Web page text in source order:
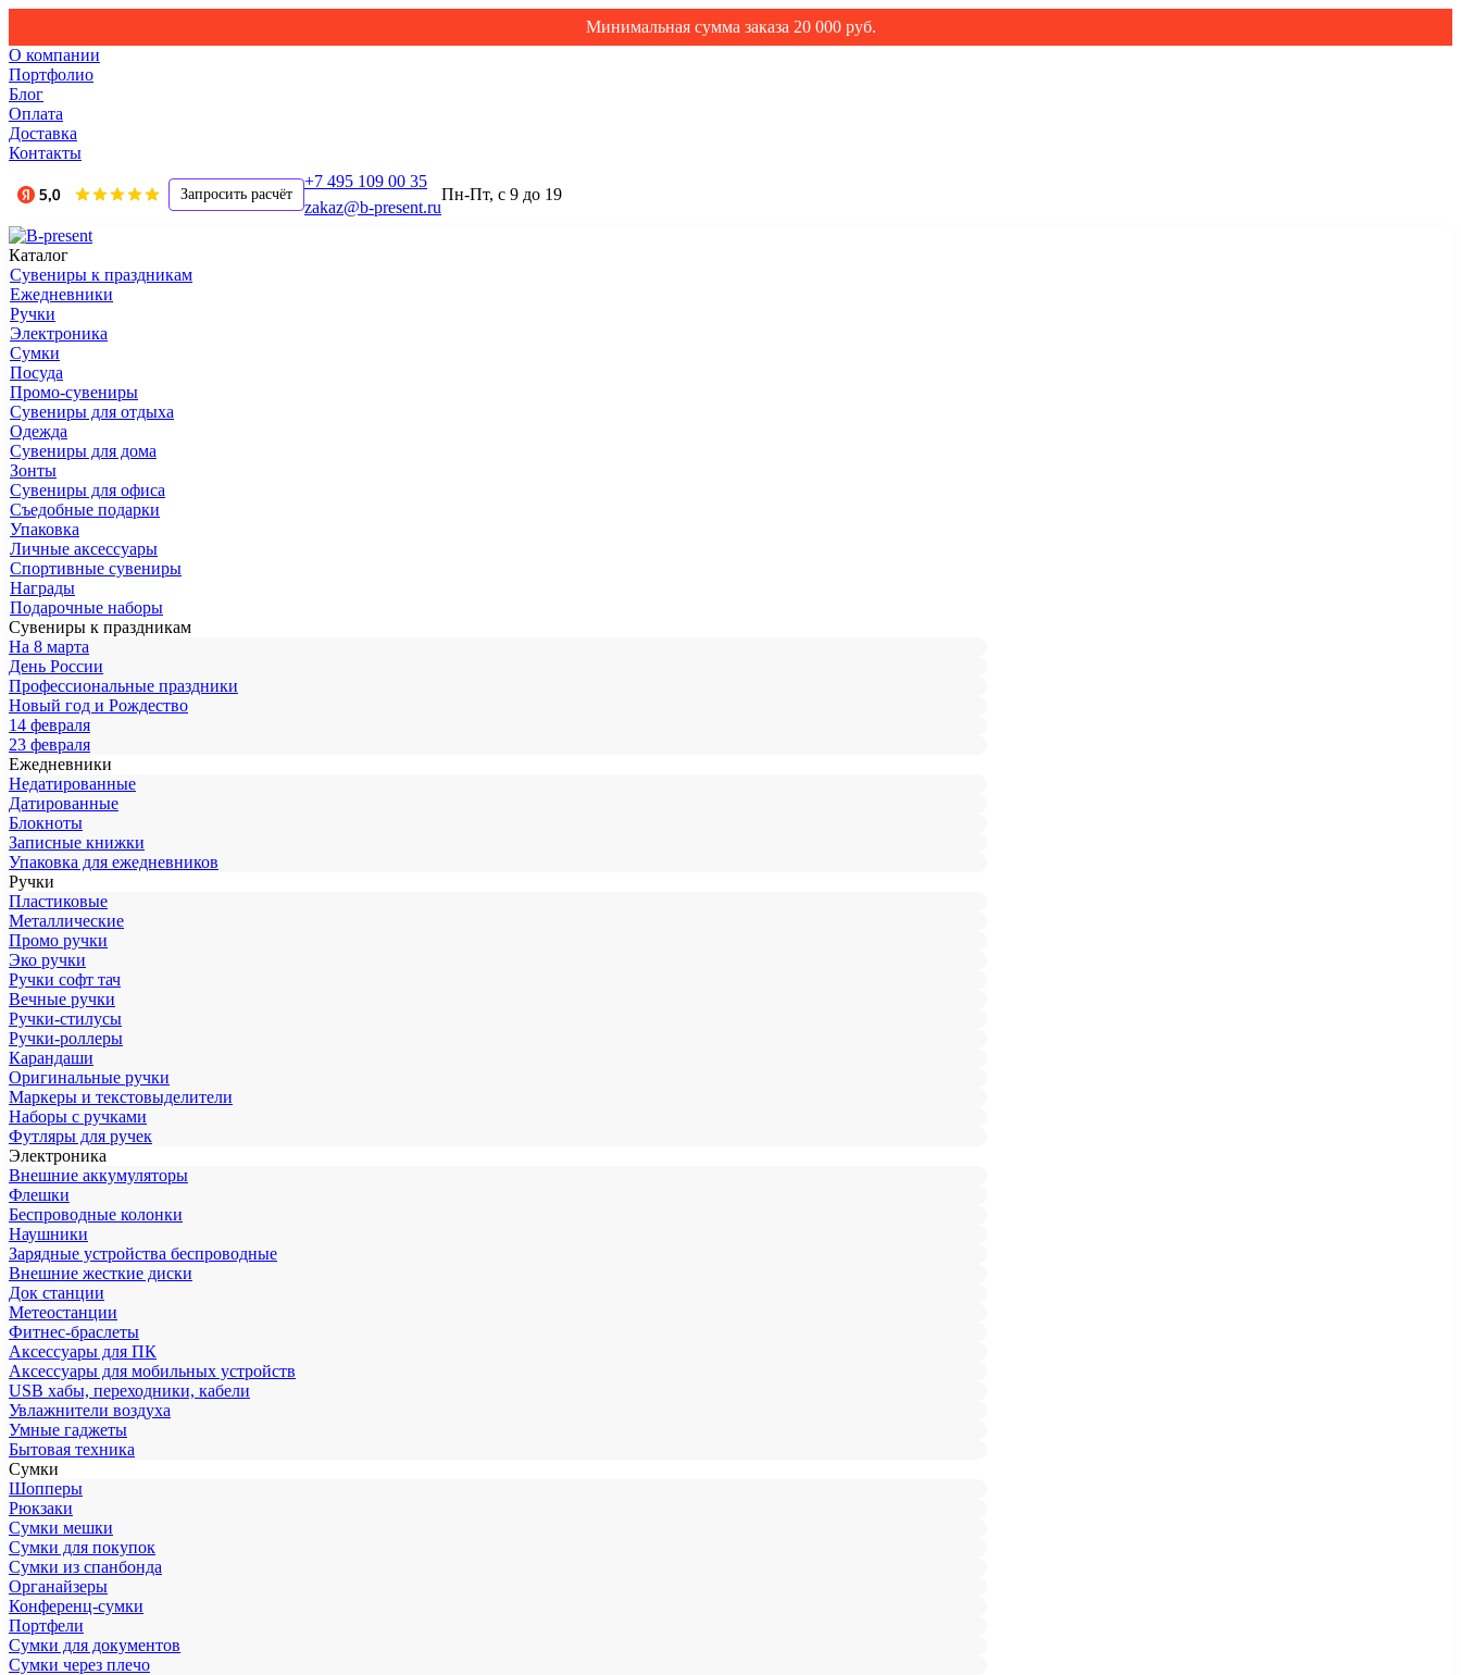
Минимальная сумма заказа 20 000 руб.
О компании
Портфолио
Блог
Оплата
Доставка
Контакты
Запросить расчёт
+7 495 109 00 35
zakaz@b-present.ru
Пн-Пт, с 9 до 19
Каталог
Сувениры к праздникам
Ежедневники
Ручки
Электроника
Сумки
Посуда
Промо-сувениры
Сувениры для отдыха
Одежда
Сувениры для дома
Зонты
Сувениры для офиса
Съедобные подарки
Упаковка
Личные аксессуары
Спортивные сувениры
Награды
Подарочные наборы
Сувениры к праздникам
На 8 марта
День России
Профессиональные праздники
Новый год и Рождество
14 февраля
23 февраля
Ежедневники
Недатированные
Датированные
Блокноты
Записные книжки
Упаковка для ежедневников
Ручки
Пластиковые
Металлические
Промо ручки
Эко ручки
Ручки софт тач
Вечные ручки
Ручки-стилусы
Ручки-роллеры
Карандаши
Оригинальные ручки
Маркеры и текстовыделители
Наборы с ручками
Футляры для ручек
Электроника
Внешние аккумуляторы
Флешки
Беспроводные колонки
Наушники
Зарядные устройства беспроводные
Внешние жесткие диски
Док станции
Метеостанции
Фитнес-браслеты
Аксессуары для ПК
Аксессуары для мобильных устройств
USB хабы, переходники, кабели
Увлажнители воздуха
Умные гаджеты
Бытовая техника
Сумки
Шопперы
Рюкзаки
Сумки мешки
Сумки для покупок
Сумки из спанбонда
Органайзеры
Конференц-сумки
Портфели
Сумки для документов
Сумки через плечо